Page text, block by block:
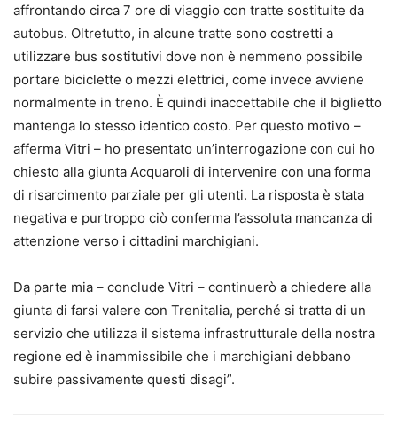
affrontando circa 7 ore di viaggio con tratte sostituite da
autobus. Oltretutto, in alcune tratte sono costretti a
utilizzare bus sostitutivi dove non è nemmeno possibile
portare biciclette o mezzi elettrici, come invece avviene
normalmente in treno. È quindi inaccettabile che il biglietto
mantenga lo stesso identico costo. Per questo motivo –
afferma Vitri – ho presentato un’interrogazione con cui ho
chiesto alla giunta Acquaroli di intervenire con una forma
di risarcimento parziale per gli utenti. La risposta è stata
negativa e purtroppo ciò conferma l’assoluta mancanza di
attenzione verso i cittadini marchigiani.
Da parte mia – conclude Vitri – continuerò a chiedere alla
giunta di farsi valere con Trenitalia, perché si tratta di un
servizio che utilizza il sistema infrastrutturale della nostra
regione ed è inammissibile che i marchigiani debbano
subire passivamente questi disagi”.